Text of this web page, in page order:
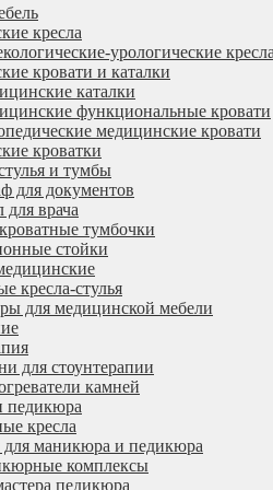
кресла
урологические
кровати и каталки
каталки
функциональные кровати
медицинские кровати
кроватки
и тумбы
для документов
для врача
тумбочки
стойки
кресла-стулья
для медицинской мебели
для стоунтерапии
камней
педикюра
кресла
маникюра и педикюра
комплексы
педикюра